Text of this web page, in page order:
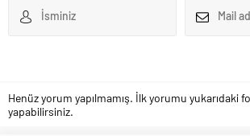
Henüz yorum yapılmamış. İlk yorumu yukarıdaki
yapabilirsiniz.